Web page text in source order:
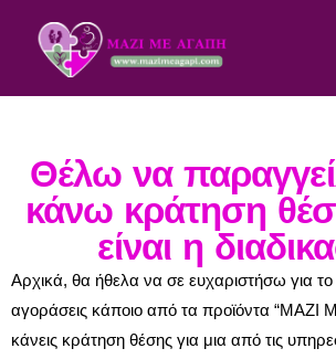
Θέλω να
κάνω κράτηση
είναι η
Αρχικά, θα ήθελα να σε ευχαριστήσω για
αγοράσεις κάποιο από τα προϊόντα
κάνεις κράτηση θέσης για μια από τις